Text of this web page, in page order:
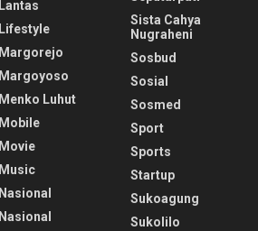
Lantas
Lifestyle
Margorejo
Margoyoso
Menko Luhut
Mobile
Movie
Music
Nasional
Nasional
Sista Cahya
Nugraheni
Sosbud
Sosial
Sosmed
Sport
Sports
Startup
Sukoagung
Sukolilo